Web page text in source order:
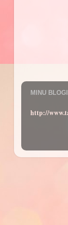
MINU
http://